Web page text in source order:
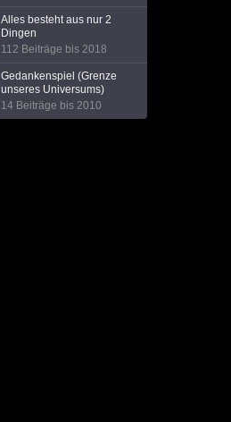
Alles besteht aus nur 2
Dingen
112 Beiträge bis 2018
Gedankenspiel (Grenze
unseres Universums)
14 Beiträge bis 2010